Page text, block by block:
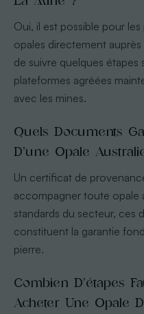
Oui, il est possible pour
opales directement
de suivre quelques étapes
plateformes agréées
avec les mines.
Quels Documents
D’une Opale
Un certificat de
accompagner toute opale
standards du secteur, ces
constituent la garantie
pierre.
Combien D’étapes
Acheter Une Opale